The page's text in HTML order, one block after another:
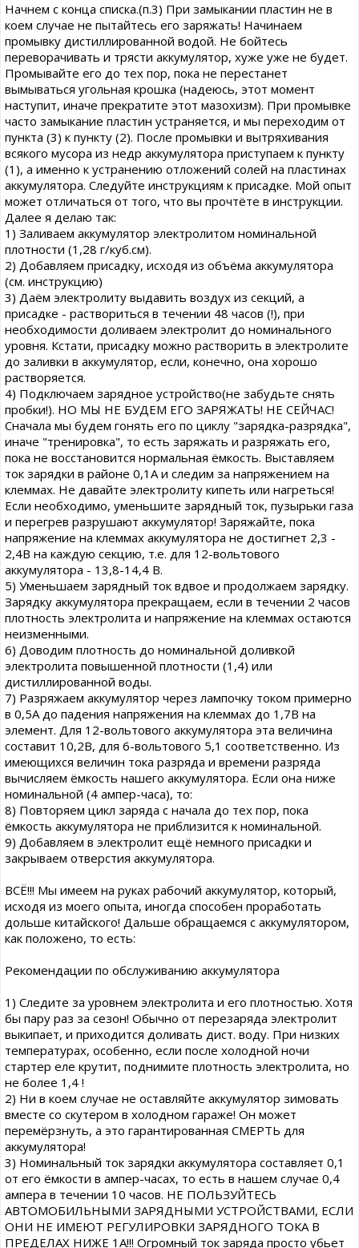
Начнем с конца списка.(п.3) При замыкании пластин не в
коем случае не пытайтесь его заряжать! Начинаем
промывку дистиллированной водой. Не бойтесь
переворачивать и трясти аккумулятор, хуже уже не будет.
Промывайте его до тех пор, пока не перестанет
вымываться угольная крошка (надеюсь, этот момент
наступит, иначе прекратите этот мазохизм). При промывке
часто замыкание пластин устраняется, и мы переходим от
пункта (3) к пункту (2). После промывки и вытряхивания
всякого мусора из недр аккумулятора приступаем к пункту
(1), а именно к устранению отложений солей на пластинах
аккумулятора. Следуйте инструкциям к присадке. Мой опыт
может отличаться от того, что вы прочтёте в инструкции.
Далее я делаю так:
1) Заливаем аккумулятор электролитом номинальной
плотности (1,28 г/куб.см).
2) Добавляем присадку, исходя из объёма аккумулятора
(см. инструкцию)
3) Даём электролиту выдавить воздух из секций, а
присадке - раствориться в течении 48 часов (!), при
необходимости доливаем электролит до номинального
уровня. Кстати, присадку можно растворить в электролите
до заливки в аккумулятор, если, конечно, она хорошо
растворяется.
4) Подключаем зарядное устройство(не забудьте снять
пробки!). НО МЫ НЕ БУДЕМ ЕГО ЗАРЯЖАТЬ! НЕ СЕЙЧАС!
Сначала мы будем гонять его по циклу "зарядка-разрядка",
иначе "тренировка", то есть заряжать и разряжать его,
пока не восстановится нормальная ёмкость. Выставляем
ток зарядки в районе 0,1А и следим за напряжением на
клеммах. Не давайте электролиту кипеть или нагреться!
Если необходимо, уменьшите зарядный ток, пузырьки газа
и перегрев разрушают аккумулятор! Заряжайте, пока
напряжение на клеммах аккумулятора не достигнет 2,3 -
2,4В на каждую секцию, т.е. для 12-вольтового
аккумулятора - 13,8-14,4 В.
5) Уменьшаем зарядный ток вдвое и продолжаем зарядку.
Зарядку аккумулятора прекращаем, если в течении 2 часов
плотность электролита и напряжение на клеммах остаются
неизменными.
6) Доводим плотность до номинальной доливкой
электролита повышенной плотности (1,4) или
дистиллированной воды.
7) Разряжаем аккумулятор через лампочку током примерно
в 0,5А до падения напряжения на клеммах до 1,7В на
элемент. Для 12-вольтового аккумулятора эта величина
составит 10,2В, для 6-вольтового 5,1 соответственно. Из
имеющихся величин тока разряда и времени разряда
вычисляем ёмкость нашего аккумулятора. Если она ниже
номинальной (4 ампер-часа), то:
8) Повторяем цикл заряда с начала до тех пор, пока
ёмкость аккумулятора не приблизится к номинальной.
9) Добавляем в электролит ещё немного присадки и
закрываем отверстия аккумулятора.
ВСЁ!!! Мы имеем на руках рабочий аккумулятор, который,
исходя из моего опыта, иногда способен проработать
дольше китайского! Дальше обращаемся с аккумулятором,
как положено, то есть:
Рекомендации по обслуживанию аккумулятора
1) Следите за уровнем электролита и его плотностью. Хотя
бы пару раз за сезон! Обычно от перезаряда электролит
выкипает, и приходится доливать дист. воду. При низких
температурах, особенно, если после холодной ночи
стартер еле крутит, поднимите плотность электролита, но
не более 1,4 !
2) Ни в коем случае не оставляйте аккумулятор зимовать
вместе со скутером в холодном гараже! Он может
перемёрзнуть, а это гарантированная СМЕРТЬ для
аккумулятора!
3) Номинальный ток зарядки аккумулятора составляет 0,1
от его ёмкости в ампер-часах, то есть в нашем случае 0,4
ампера в течении 10 часов. НЕ ПОЛЬЗУЙТЕСЬ
АВТОМОБИЛЬНЫМИ ЗАРЯДНЫМИ УСТРОЙСТВАМИ, ЕСЛИ
ОНИ НЕ ИМЕЮТ РЕГУЛИРОВКИ ЗАРЯДНОГО ТОКА В
ПРЕДЕЛАХ НИЖЕ 1А!!! Огромный ток заряда просто убьет